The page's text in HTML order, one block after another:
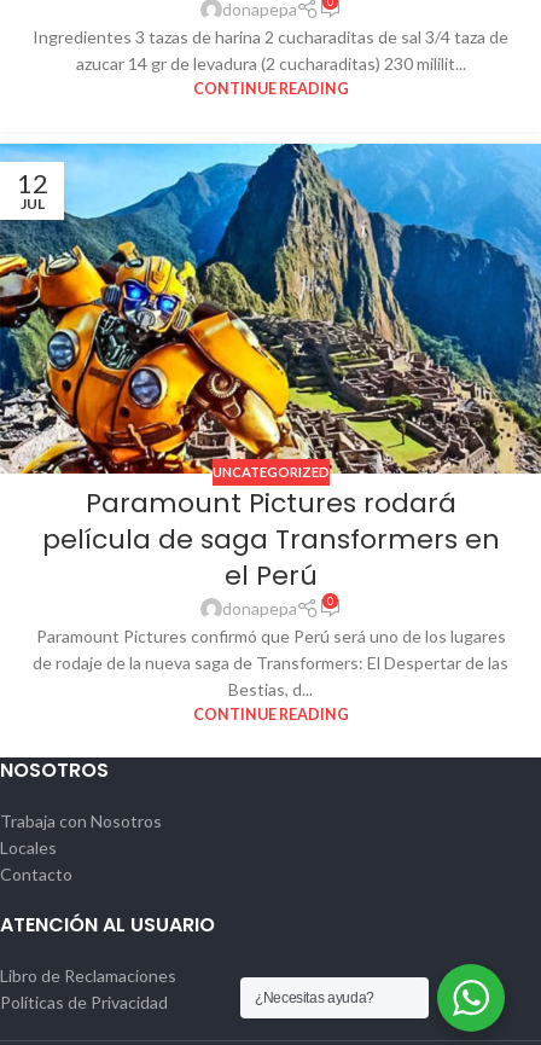
donapepa
Ingredientes 3 tazas de harina 2 cucharaditas de sal 3/4 taza de
azucar 14 gr de levadura (2 cucharaditas) 230 mililit...
CONTINUE READING
12
JUL
UNCATEGORIZED
Paramount Pictures rodará
película de saga Transformers en
el Perú
donapepa 0
Paramount Pictures confirmó que Perú será uno de los lugares
de rodaje de la nueva saga de Transformers: El Despertar de las
Bestias, d...
CONTINUE READING
NOSOTROS
Trabaja con Nosotros
Locales
Contacto
ATENCIÓN AL USUARIO
Libro de Reclamaciones
Políticas de Privacidad
¿Necesitas ayuda?